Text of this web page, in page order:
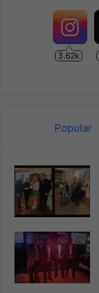
3.62k
Popular